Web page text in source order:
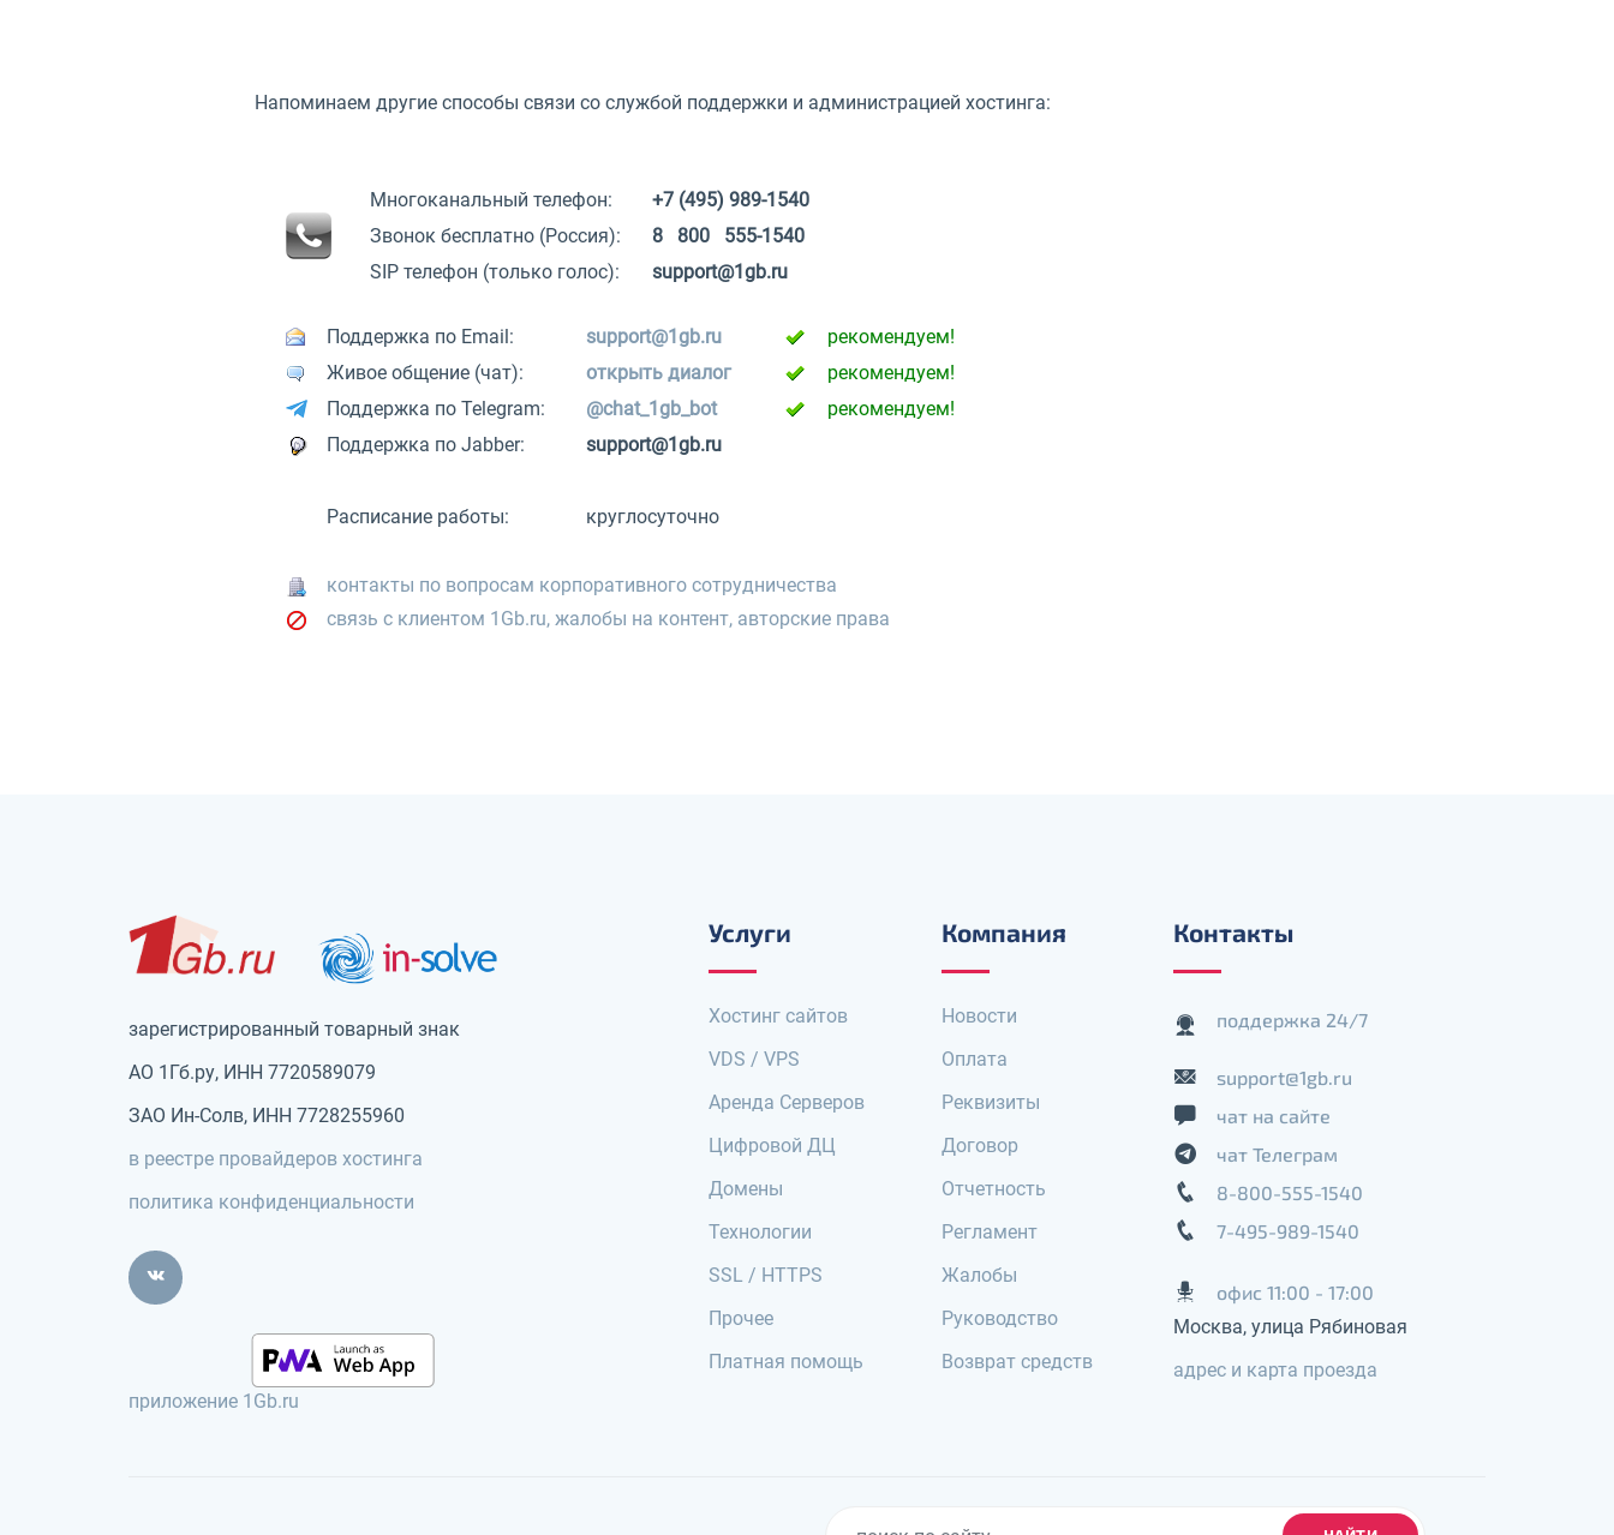
Напоминаем другие способы связи со службой поддержки и администрацией хостинга:
Многоканальный телефон:
+7 (495) 989-1540
Звонок бесплатно (Россия):
8 800 555-1540
SIP телефон (только голос):
support@1gb.ru
Поддержка по Email: support@1gb.ru
рекомендуем!
Живое общение (чат):
открыть диалог
рекомендуем!
Поддержка по Telegram:
@chat_1gb_bot
рекомендуем!
Поддержка по Jabber:
support@1gb.ru
Расписание работы: круглосуточно
контакты по вопросам корпоративного сотрудничества
связь с клиентом 1Gb.ru, жалобы на контент, авторские права
зарегистрированный товарный знак
АО 1Гб.ру, ИНН 7720589079
ЗАО Ин-Солв, ИНН 7728255960
в реестре провайдеров хостинга
политика конфиденциальности
приложение 1Gb.ru
Услуги
Хостинг сайтов
VDS / VPS
Аренда Серверов
Цифровой ДЦ
Домены
Технологии
SSL / HTTPS
Прочее
Платная помощь
Компания
Новости
Оплата
Реквизиты
Договор
Отчетность
Регламент
Жалобы
Руководство
Возврат средств
Контакты
поддержка 24/7
support@1gb.ru
чат на сайте
чат Телеграм
8-800-555-1540
7-495-989-1540
офис 11:00 - 17:00
Москва, улица Рябиновая
адрес и карта проезда